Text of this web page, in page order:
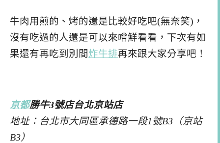
牛肉用煎的、烤的還是比較好吃吧(無奈笑)，
沒有吃過的人還是可以來嚐鮮看看，下次有如
果還有再吃到別間炸牛排再來跟大家分享吧！
京都勝牛3號店台北京站店
地址：台北市大同區承德路一段1號B3（京站
B3）